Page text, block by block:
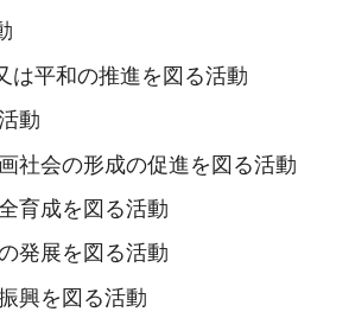
平和の推進を図る活動
動
社会の形成の促進を図る活動
育成を図る活動
発展を図る活動
興を図る活動